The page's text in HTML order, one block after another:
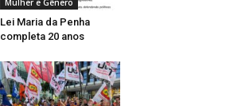
Mulher e Gênero
Lei Maria da Penha
completa 20 anos